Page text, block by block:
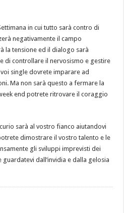
in cui tutto sarà contro di
negativamente il campo
la tensione ed il dialogo sarà
di controllare il nervosismo e gestire
single dovrete imparare ad
Ma non sarà questo a fermare la
end potrete ritrovare il coraggio
sarà al vostro fianco aiutandovi
dimostrare il vostro talento e le
gli sviluppi imprevisti dei
dall’invidia e dalla gelosia